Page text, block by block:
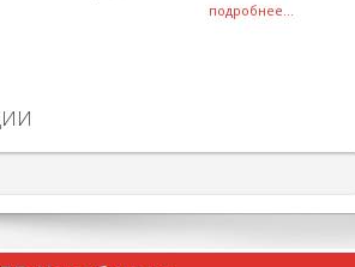
подробнее...